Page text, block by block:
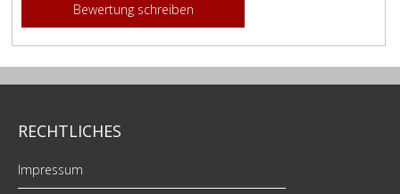
Bewertung schreiben
RECHTLICHES
Impressum